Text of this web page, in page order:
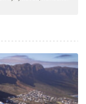
Mouchlianitis E.
Negative Thought
Psychol Sci [Internet].
2022]; 3(4):593-606.
PMC4618297/